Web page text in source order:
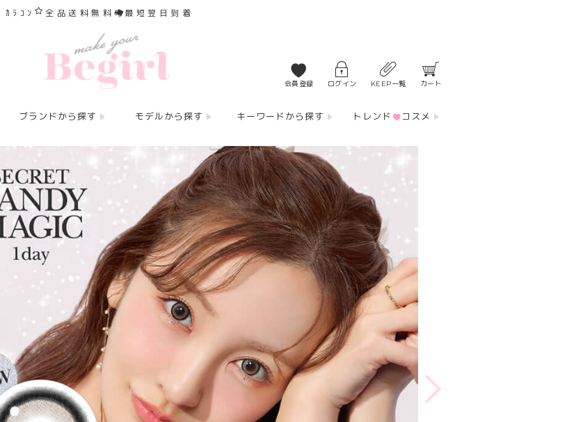
ｶﾗｺﾝ 全品送料無料 最短翌日到着
会員登録 ログイン KEEP一覧 カート
ブランドから探す モデルから探す キーワードから探す トレンド コスメ